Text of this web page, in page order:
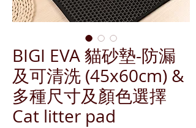
BIGI EVA 貓砂墊-防漏
及可清洗 (45x60cm) &
多種尺寸及顏色選擇
Cat litter pad